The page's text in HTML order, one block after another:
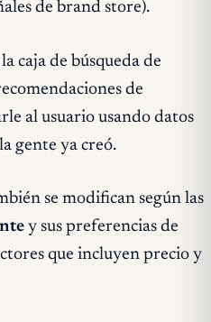
de brand store).
caja de búsqueda de
de
al usuario usando datos
gente ya creó.
se modifican según las
y sus preferencias de
que incluyen precio y